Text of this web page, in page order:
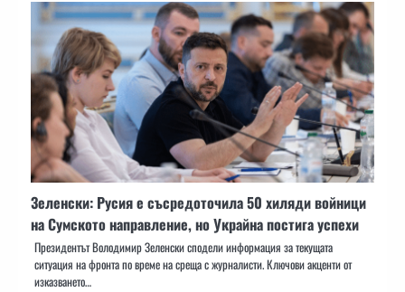
Зеленски: Русия е съсредоточила 50 хиляди войници
на Сумското направление, но Украйна постига успехи
Президентът Володимир Зеленски сподели информация за текущата
ситуация на фронта по време на среща с журналисти. Ключови акценти от
изказването…